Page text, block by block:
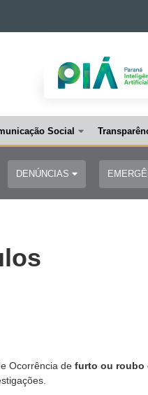
Social
DENÚNCIAS
Ocorrência de furto ou roubo